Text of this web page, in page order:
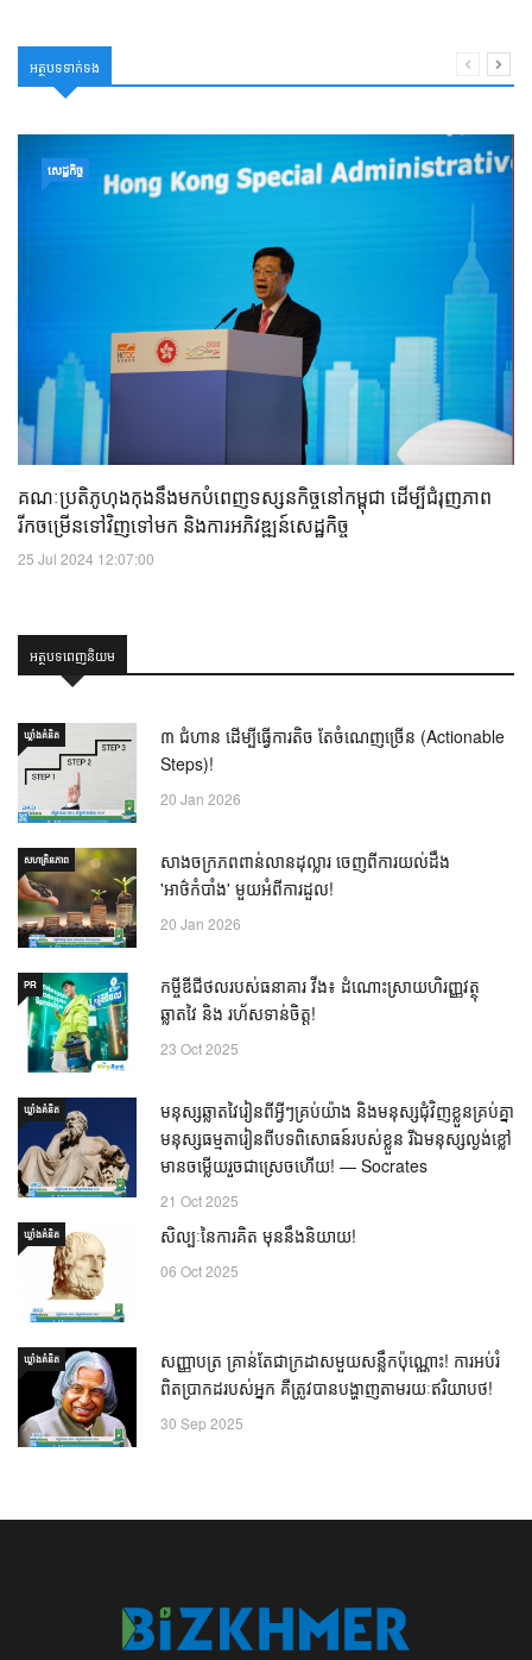
អត្ថបទទាក់ទង
សេដ្ឋកិច្ច
គណៈប្រតិភូហុងកុងនឹងមកបំពេញទស្សនកិច្ចនៅកម្ពុជា ដើម្បីជំរុញភាព
រីកចម្រើនទៅវិញទៅមក និងការអភិវឌ្ឍន៍សេដ្ឋកិច្ច
25 Jul 2024 12:07:00
អត្ថបទពេញនិយម
ឃ្លាំង​គំនិត
៣ ជំហាន ដើម្បីធ្វើការតិច តែចំណេញច្រើន (Actionable
Steps)!
20 Jan 2026
សហគ្រិនភាព
សាងចក្រភពពាន់លានដុល្លារ ចេញពីការយល់ដឹង
'អាថ៌កំបាំង' មួយអំពីការដួល!
20 Jan 2026
PR
កម្ចីឌីជីថលរបស់ធនាគារ វីង៖ ដំណោះស្រាយហិរញ្ញវត្ថុ
ឆ្លាតវៃ និង រហ័សទាន់ចិត្ត!
23 Oct 2025
ឃ្លាំង​គំនិត
មនុស្សឆ្លាតវៃរៀនពីអ្វីៗគ្រប់យ៉ាង និងមនុស្សជុំវិញខ្លួនគ្រប់គ្នា
មនុស្សធម្មតារៀនពីបទពិសោធន៍របស់ខ្លួន រីឯមនុស្សល្ងង់ខ្លៅ
មានចម្លើយរួចជាស្រេចហើយ! — Socrates
21 Oct 2025
ឃ្លាំង​គំនិត សិល្បៈនៃការគិត មុននឹងនិយាយ!
06 Oct 2025
ឃ្លាំង​គំនិត
សញ្ញាបត្រ គ្រាន់តែជាក្រដាសមួយសន្លឹកប៉ុណ្ណោះ! ការអប់រំ
ពិតប្រាកដរបស់អ្នក គឺត្រូវបានបង្ហាញតាមរយៈឥរិយាបថ!
30 Sep 2025